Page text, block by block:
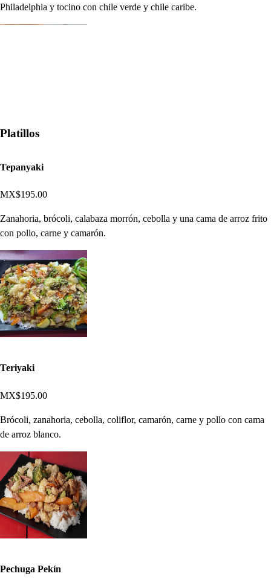
Philadelphia y tocino con chile verde y chile caribe.
Platillos
Tepanyaki
MX$195.00
Zanahoria, brócoli, calabaza morrón, cebolla y una cama de arroz frito
con pollo, carne y camarón.
Teriyaki
MX$195.00
Brócoli, zanahoria, cebolla, coliflor, camarón, carne y pollo con cama
de arroz blanco.
Pechuga Pekín